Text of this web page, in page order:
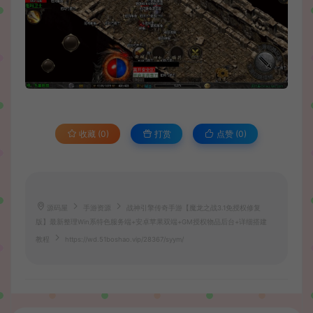
收藏 (0) 打赏 点赞 (0)
手游资源
战神引擎传奇手游【魔龙之战3.1免授权修复
版】最新整理Win系特色服务端+安卓苹果双端+GM授权物品后台+详细搭建
教程 https://wd.51boshao.vip/28367/syym/